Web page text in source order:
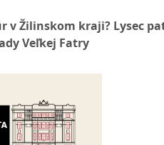
v Žilinskom kraji? Lysec
Veľkej Fatry